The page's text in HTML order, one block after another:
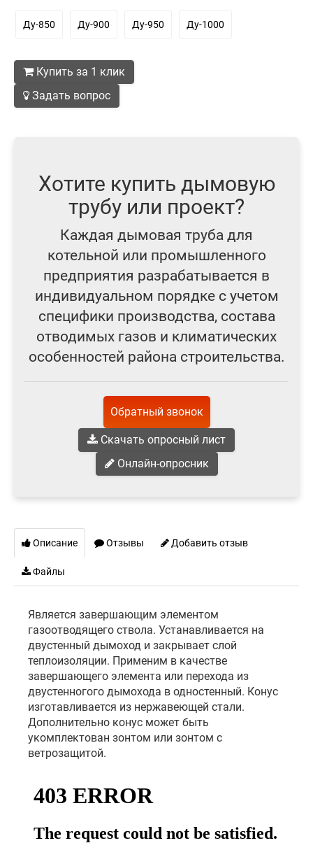
Ду-850 Ду-900 Ду-950 Ду-1000
Купить за 1 клик
Задать вопрос
Хотите купить дымовую
трубу или проект?
Каждая дымовая труба для
котельной или промышленного
предприятия разрабатывается в
индивидуальном порядке с учетом
специфики производства, состава
отводимых газов и климатических
особенностей района строительства.
Обратный звонок
Скачать опросный лист
Онлайн-опросник
Описание Отзывы Добавить отзыв
Файлы
Является завершающим элементом
газоотводящего ствола. Устанавливается на
двустенный дымоход и закрывает слой
теплоизоляции. Применим в качестве
завершающего элемента или перехода из
двустенногого дымохода в одностенный. Конус
изготавливается из нержавеющей стали.
Дополнительно конус может быть
укомплектован зонтом или зонтом с
ветрозащитой.